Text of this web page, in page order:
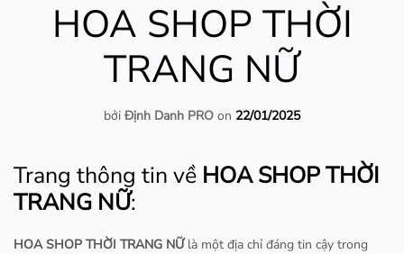
HOA SHOP THỜI
TRANG NỮ
bởi Định Danh PRO on 22/01/2025
Trang thông tin về HOA SHOP THỜI
TRANG NỮ:
HOA SHOP THỜI TRANG NỮlà một địa chỉ đáng tin cậy trong